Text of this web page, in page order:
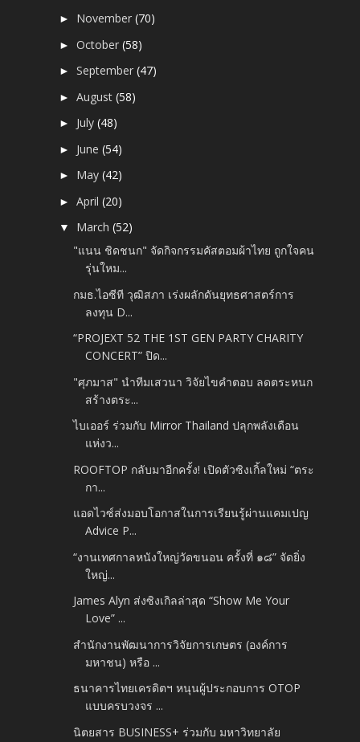
► November(70)
►October(58)
►September(47)
►August(58)
► July(48)
► June(54)
► May(42)
►April(20)
▼ March(52)
"แนน ชิดชนก" จัดกิจกรรมคัสตอมผ้าไทย ถูกใจคน
รุ่นใหม...
กมธ.ไอซีที วุฒิสภา เร่งผลักดันยุทธศาสตร์การ
ลงทุน D...
“PROJEXT 52 THE 1ST GEN PARTY CHARITY
CONCERT” ปิด...
"ศุภมาส" นำทีมเสวนา วิจัยไขคำตอบ ลดตระหนก
สร้างตระ...
ไบเออร์ ร่วมกับ Mirror Thailand ปลุกพลังเดือน
แห่งว...
ROOFTOP กลับมาอีกครั้ง! เปิดตัวซิงเกิ้ลใหม่ “ตระ
กา...
แอดไวซ์ส่งมอบโอกาสในการเรียนรู้ผ่านแคมเปญ
Advice P...
“งานเทศกาลหนังใหญ่วัดขนอน ครั้งที่ ๑๘” จัดยิ่ง
ใหญ่...
James Alyn ส่งซิงเกิลล่าสุด “Show Me Your
Love” ...
สำนักงานพัฒนาการวิจัยการเกษตร (องค์การ
มหาชน) หรือ ...
ธนาคารไทยเครดิตฯ หนุนผู้ประกอบการ OTOP
แบบครบวงจร ...
นิตยสาร BUSINESS+ ร่วมกับ มหาวิทยาลัย